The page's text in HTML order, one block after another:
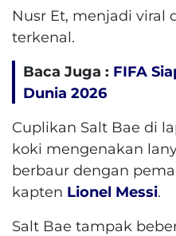
Nusr Et, menjadi viral
terkenal.
Baca Juga : FIFA
Dunia 2026
Cuplikan Salt Bae di
koki mengenakan
berbaur dengan
kapten Lionel Messi.
Salt Bae tampak